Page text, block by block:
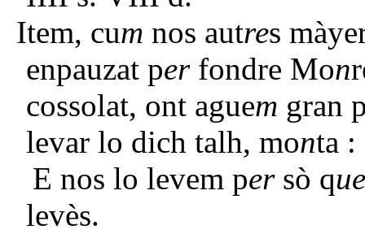
Item, cum nos autres
enpauzat perfondre Mon
cossolat, ont aguem gran
levar lo dich talh, monta
E nos lo levem per sò que
levès.